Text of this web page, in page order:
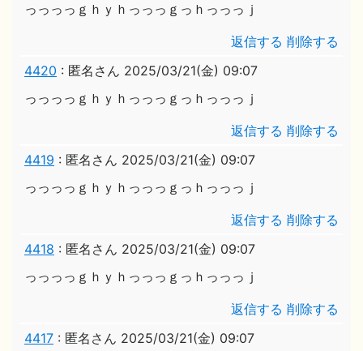
っっっっｇｈｙｈっっっｇっｈっっっｊ
返信する 削除する
4420 : 匿名さん 2025/03/21(金) 09:07
っっっっｇｈｙｈっっっｇっｈっっっｊ
返信する 削除する
4419 : 匿名さん 2025/03/21(金) 09:07
っっっっｇｈｙｈっっっｇっｈっっっｊ
返信する 削除する
4418 : 匿名さん 2025/03/21(金) 09:07
っっっっｇｈｙｈっっっｇっｈっっっｊ
返信する 削除する
4417 : 匿名さん 2025/03/21(金) 09:07